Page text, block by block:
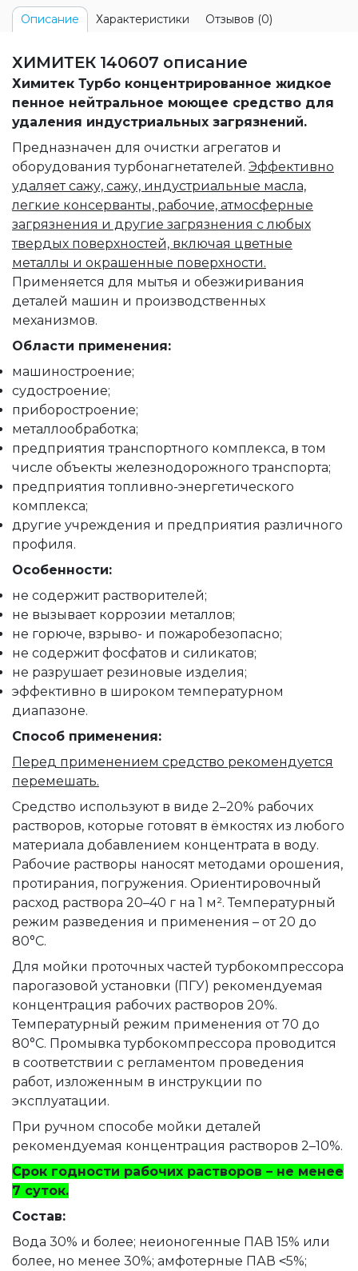
Описание Характеристики Отзывов (0)
ХИМИТЕК 140607 описание
Химитек Турбо концентрированное жидкое
пенное нейтральное моющее средство для
удаления индустриальных загрязнений.
Предназначен для очистки агрегатов и
оборудования турбонагнетателей. Эффективно
удаляет сажу, сажу, индустриальные масла,
легкие консерванты, рабочие, атмосферные
загрязнения и другие загрязнения с любых
твердых поверхностей, включая цветные
металлы и окрашенные поверхности.
Применяется для мытья и обезжиривания
деталей машин и производственных
механизмов.
Области применения:
машиностроение;
судостроение;
приборостроение;
металлообработка;
предприятия транспортного комплекса, в том
числе объекты железнодорожного транспорта;
предприятия топливно-энергетического
комплекса;
другие учреждения и предприятия различного
профиля.
Особенности:
не содержит растворителей;
не вызывает коррозии металлов;
не горюче, взрыво- и пожаробезопасно;
не содержит фосфатов и силикатов;
не разрушает резиновые изделия;
эффективно в широком температурном
диапазоне.
Способ применения:
Перед применением средство рекомендуется
перемешать.
Средство используют в виде 2–20% рабочих
растворов, которые готовят в ёмкостях из любого
материала добавлением концентрата в воду.
Рабочие растворы наносят методами орошения,
протирания, погружения. Ориентировочный
расход раствора 20–40 г на 1 м². Температурный
режим разведения и применения – от 20 до
80°C.
Для мойки проточных частей турбокомпрессора
парогазовой установки (ПГУ) рекомендуемая
концентрация рабочих растворов 20%.
Температурный режим применения от 70 до
80°C. Промывка турбокомпрессора проводится
в соответствии с регламентом проведения
работ, изложенным в инструкции по
эксплуатации.
При ручном способе мойки деталей
рекомендуемая концентрация растворов 2–10%.
Срок годности рабочих растворов – не менее
7 суток.
Состав:
Вода 30% и более; неионогенные ПАВ 15% или
более, но менее 30%; амфотерные ПАВ ˂5%;